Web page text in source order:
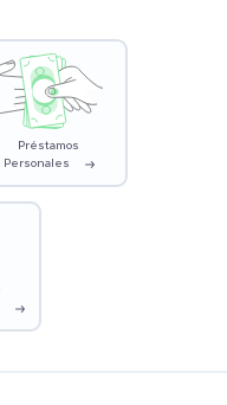
Préstamos
Personales